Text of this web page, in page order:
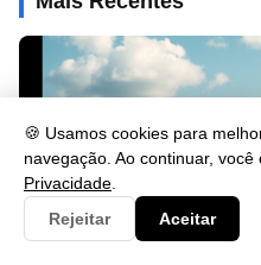
🍪 Usamos cookies para
navegação. Ao continuar,
Privacidade
Rejeitar
Aceitar